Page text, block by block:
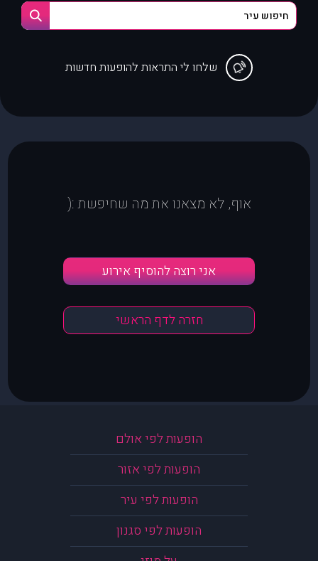
שלחו לי התראות להופעות חדשות
אוף, לא מצאנו את מה שחיפשת :(
אני רוצה להוסיף אירוע
חזרה לדף הראשי
הופעות לפי אולם
הופעות לפי אזור
הופעות לפי עיר
הופעות לפי סגנון